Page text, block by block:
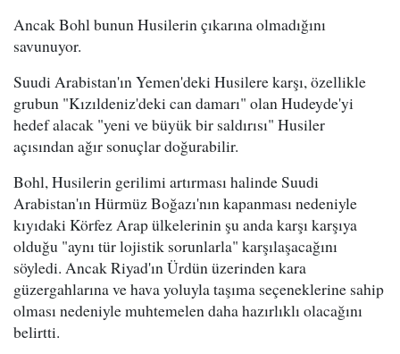
Ancak Bohl bunun Husilerin çıkarına olmadığını
savunuyor.
Suudi Arabistan'ın Yemen'deki Husilere karşı, özellikle
grubun "Kızıldeniz'deki can damarı" olan Hudeyde'yi
hedef alacak "yeni ve büyük bir saldırısı" Husiler
açısından ağır sonuçlar doğurabilir.
Bohl, Husilerin gerilimi artırması halinde Suudi
Arabistan'ın Hürmüz Boğazı'nın kapanması nedeniyle
kıyıdaki Körfez Arap ülkelerinin şu anda karşı karşıya
olduğu "aynı tür lojistik sorunlarla" karşılaşacağını
söyledi. Ancak Riyad'ın Ürdün üzerinden kara
güzergahlarına ve hava yoluyla taşıma seçeneklerine sahip
olması nedeniyle muhtemelen daha hazırlıklı olacağını
belirtti.